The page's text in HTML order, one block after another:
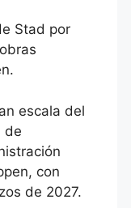
Stad por
escala del
de
con
de 2027.